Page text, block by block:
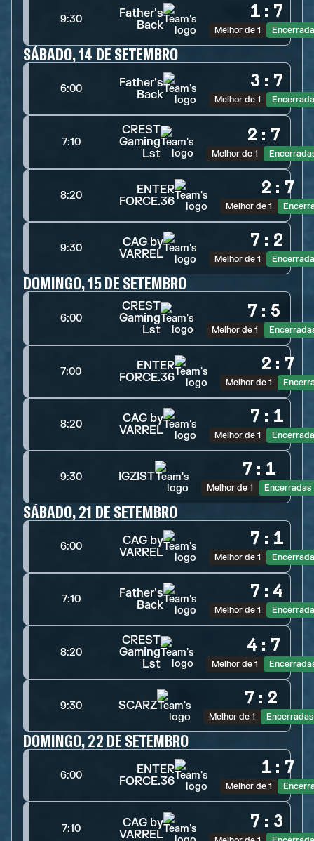
9:30
Father's
Back
1 : 7
Melhor de 1
SÁBADO, 14 DE SETEMBRO
6:00
Father's
Back
3 : 7
Melhor de 1
7:10
CREST
Gaming
Lst
2 : 7
Melhor de 1
8:20
ENTER
FORCE.36
2 : 7
Melhor de 1
9:30
CAG by
VARREL
7 : 2
Melhor de 1
DOMINGO, 15 DE SETEMBRO
6:00
CREST
Gaming
Lst
7 : 5
Melhor de 1
7:00
ENTER
FORCE.36
2 : 7
Melhor de 1
8:20
CAG by
VARREL
7 : 1
Melhor de 1
9:30 IGZIST 7 : 1
Melhor de 1 Encerradas
SÁBADO, 21 DE SETEMBRO
6:00
CAG by
VARREL
7 : 1
Melhor de 1
7:10
Father's
Back
7 : 4
Melhor de 1
8:20
CREST
Gaming
Lst
4 : 7
Melhor de 1
9:30 SCARZ 7 : 2
Melhor de 1 Encerradas
DOMINGO, 22 DE SETEMBRO
6:00
ENTER
FORCE.36
1 : 7
Melhor de 1
7:10
CAG by
VARREL
7 : 3